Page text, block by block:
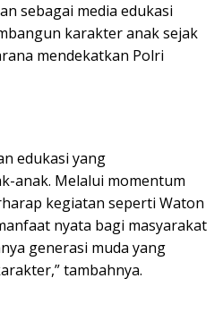
sebagai media edukasi
karakter anak sejak
mendekatkan Polri
edukasi yang
anak. Melalui momentum
kegiatan seperti Waton
nyata bagi masyarakat
generasi muda yang
tambahnya.